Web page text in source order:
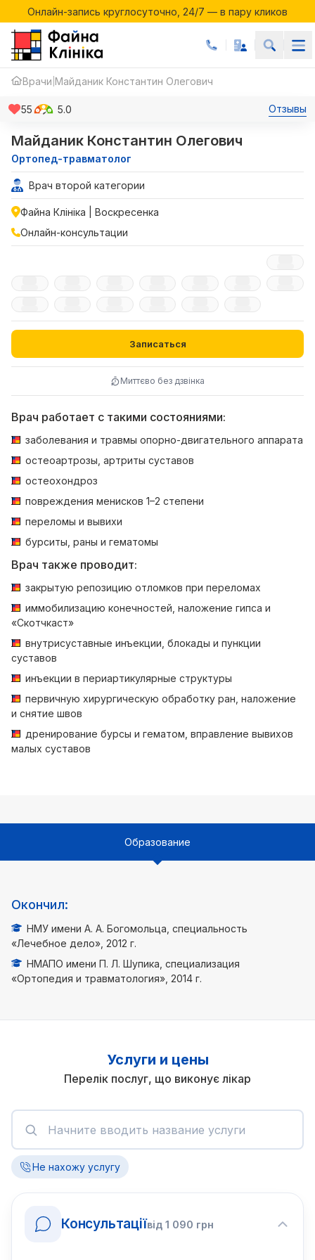
Онлайн-запись круглосуточно, 24/7 — в пару кликов
Онлайн-запись круглосуточно, 24/7 — в пару кликов
Врачи Майданик Константин Олегович
55 5.0 Отзывы
Майданик Константин Олегович
Ортопед-травматолог
Врач второй категории
Файна Клініка | Воскресенка
Онлайн-консультации
Записаться
Миттєво без дзвінка
Врач работает с такими состояниями:
заболевания и травмы опорно-двигательного аппарата
остеоартрозы, артриты суставов
остеохондроз
повреждения менисков 1–2 степени
переломы и вывихи
бурситы, раны и гематомы
Врач также проводит:
закрытую репозицию отломков при переломах
иммобилизацию конечностей, наложение гипса и
«Скотчкаст»
внутрисуставные инъекции, блокады и пункции
суставов
инъекции в периартикулярные структуры
первичную хирургическую обработку ран, наложение
и снятие швов
дренирование бурсы и гематом, вправление вывихов
малых суставов
Образование
Окончил:
НМУ имени А. А. Богомольца, специальность
«Лечебное дело», 2012 г.
НМАПО имени П. Л. Шупика, специализация
«Ортопедия и травматология», 2014 г.
Услуги и цены
Перелік послуг, що виконує лікар
Не нахожу услугу
Консультаціївід 1 090 грн